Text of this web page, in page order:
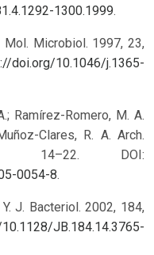
1300.1999.
Mol. Microbiol. 1997, 23,
doi.org/10.1046/j.1365-
Ramírez-Romero, M. A.
Clares, R. A. Arch.
14–22. DOI:
0054-8.
Y. J. Bacteriol. 2002, 184,
JB.184.14.3765-